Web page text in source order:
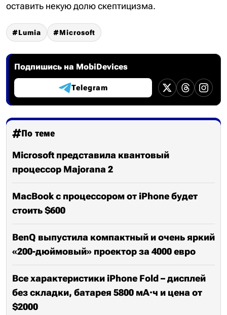
оставить некую долю скептицизма.
Lumia Microsoft
Подпишись на MobiDevices
Telegram
По теме
Microsoft представила квантовый
процессор Majorana 2
MacBook с процессором от iPhone будет
стоить $600
BenQ выпустила компактный и очень яркий
«200-дюймовый» проектор за 4000 евро
Все характеристики iPhone Fold – дисплей
без складки, батарея 5800 мА·ч и цена от
$2000